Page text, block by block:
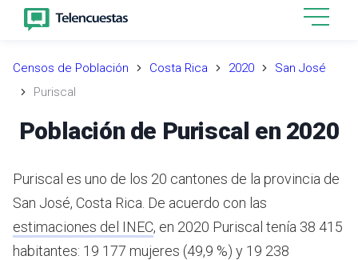
Censos de Población Costa Rica 2020
San José
Puriscal
Población de Puriscal en 2020
Puriscal es uno de los 20 cantones de la provincia de
San José, Costa Rica. De acuerdo con las
estimaciones del INEC, en 2020 Puriscal tenía 38 415
habitantes: 19 177 mujeres (49,9 %) y 19 238